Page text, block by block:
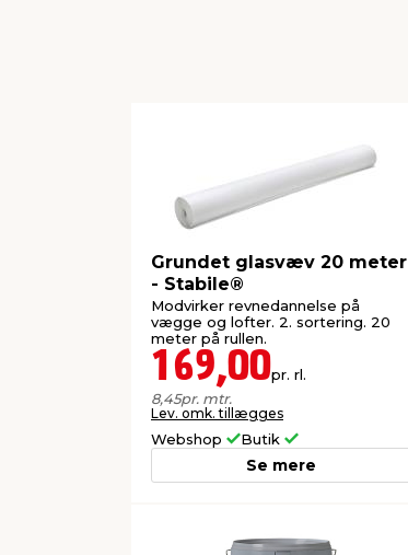
Grundet glasvæv 20 meter
- Stabile®
Modvirker revnedannelse på
vægge og lofter. 2. sortering. 20
meter på rullen.
169,00pr. rl.
8,45pr. mtr.
Lev. omk. tillægges
Webshop Butik
Se mere